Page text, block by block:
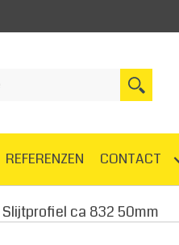
REFERENZEN CONTACT
Slijtprofiel ca 832 50mm